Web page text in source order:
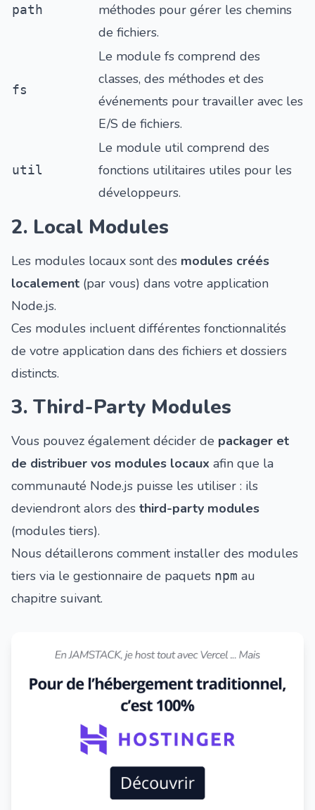
path
méthodes pour gérer les chemins
de fichiers.
fs
Le module fs comprend des
classes, des méthodes et des
événements pour travailler avec les
E/S de fichiers.
util
Le module util comprend des
fonctions utilitaires utiles pour les
développeurs.
2. Local Modules
Les modules locaux sont des modules créés
localement (par vous) dans votre application
Node.js.
Ces modules incluent différentes fonctionnalités
de votre application dans des fichiers et dossiers
distincts.
3. Third-Party Modules
Vous pouvez également décider de packager et
de distribuer vos modules locaux afin que la
communauté Node.js puisse les utiliser : ils
deviendront alors des third-party modules
(modules tiers).
Nous détaillerons comment installer des modules
tiers via le gestionnaire de paquets npm au
chapitre suivant.